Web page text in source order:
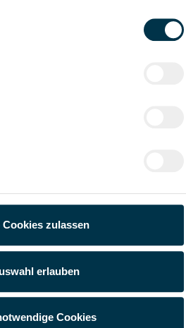
Cookies zulassen
erlauben
Cookies
w/d)
Gewerbe